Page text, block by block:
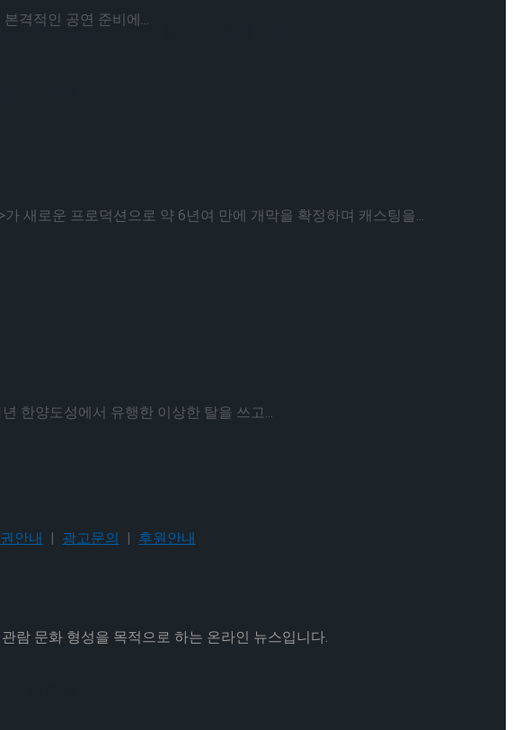
이호원
뮤지컬 배우와의 콜라보 제품 판매
격적인 공연 준비에...
-조권 등
새로운 프로덕션으로 약 6년여 만에 개막을 확정하며 캐스팅을...
한양도성에서 유행한 이상한 탈을 쓰고...
안내 | 광고문의 | 후원안내
람 문화 형성을 목적으로 하는 온라인 뉴스입니다.